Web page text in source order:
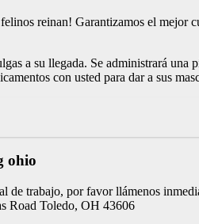
reinan! Garantizamos el
a su llegada. Se administrará
con usted para dar a sus
ohio
de trabajo, por favor llámenos
Road Toledo, OH 43606